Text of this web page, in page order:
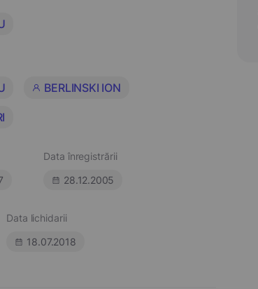
BERLINSKI ION
Data înregistrării
28.12.2005
Data lichidarii
18.07.2018